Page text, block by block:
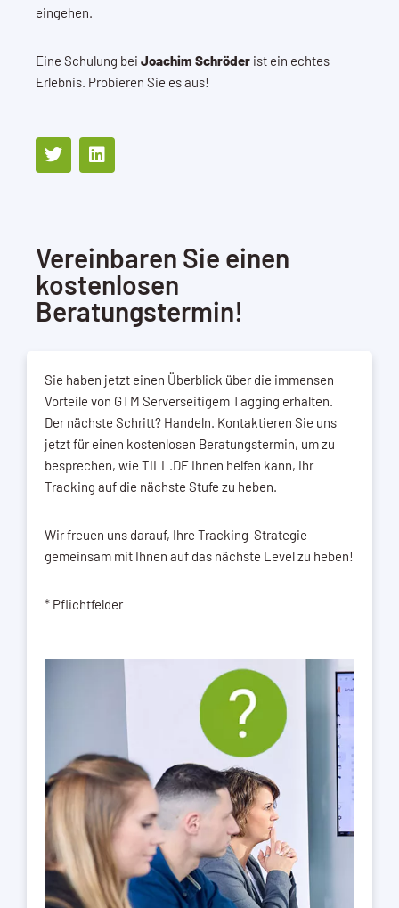
eingehen.
Eine Schulung bei Joachim Schröder ist ein echtes
Erlebnis. Probieren Sie es aus!
Vereinbaren Sie einen
kostenlosen
Beratungstermin!
Sie haben jetzt einen Überblick über die immensen
Vorteile von GTM Serverseitigem Tagging erhalten.
Der nächste Schritt? Handeln. Kontaktieren Sie uns
jetzt für einen kostenlosen Beratungstermin, um zu
besprechen, wie TILL.DE Ihnen helfen kann, Ihr
Tracking auf die nächste Stufe zu heben.
Wir freuen uns darauf, Ihre Tracking-Strategie
gemeinsam mit Ihnen auf das nächste Level zu heben!
* Pflichtfelder